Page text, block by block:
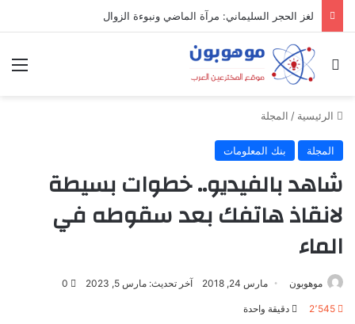
لغز الحجر السليماني: مرآة الماضي ونبوءة الزوال
بحث عن
الرئيسية / المجلة
المجلة بنك المعلومات
شاهد بالفيديو.. خطوات بسيطة
لانقاذ هاتفك بعد سقوطه في
الماء
موهوبون مارس 24, 2018 آخر تحديث: مارس 5, 2023 0
2٬545 دقيقة واحدة